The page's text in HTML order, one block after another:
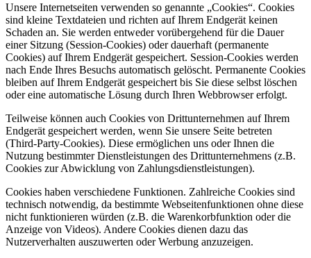
Unsere Internetseiten verwenden so genannte „Cookies“. Cookies
sind kleine Textdateien und richten auf Ihrem Endgerät keinen
Schaden an. Sie werden entweder vorübergehend für die Dauer
einer Sitzung (Session-Cookies) oder dauerhaft (permanente
Cookies) auf Ihrem Endgerät gespeichert. Session-Cookies werden
nach Ende Ihres Besuchs automatisch gelöscht. Permanente Cookies
bleiben auf Ihrem Endgerät gespeichert bis Sie diese selbst löschen
oder eine automatische Lösung durch Ihren Webbrowser erfolgt.
Teilweise können auch Cookies von Drittunternehmen auf Ihrem
Endgerät gespeichert werden, wenn Sie unsere Seite betreten
(Third-Party-Cookies). Diese ermöglichen uns oder Ihnen die
Nutzung bestimmter Dienstleistungen des Drittunternehmens (z.B.
Cookies zur Abwicklung von Zahlungsdienstleistungen).
Cookies haben verschiedene Funktionen. Zahlreiche Cookies sind
technisch notwendig, da bestimmte Webseitenfunktionen ohne diese
nicht funktionieren würden (z.B. die Warenkorbfunktion oder die
Anzeige von Videos). Andere Cookies dienen dazu das
Nutzerverhalten auszuwerten oder Werbung anzuzeigen.